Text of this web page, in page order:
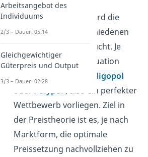
In derPreistheorie
wird die
Preisbildung in verschiedenen
untersucht. Je
nach Wettbewerbssituation
Oligopol
oder Polypol , also ein perfekter
Wettbewerb vorliegen. Ziel in
der Preistheorie ist es, je nach
Marktform, die optimale
Preissetzung nachvollziehen zu
Arbeitsangebot des
Individuums
2/3 – Dauer: 05:14
Gleichgewichtiger
Güterpreis und Output
3/3 – Dauer: 02:28